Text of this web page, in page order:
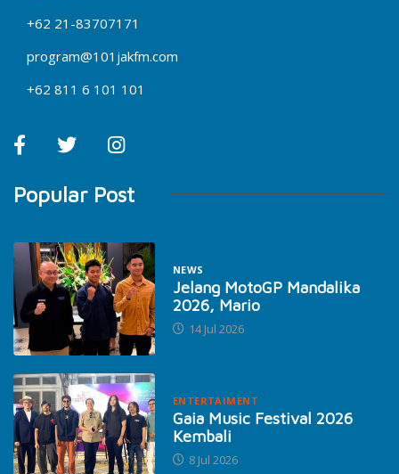
+62 21-83707171
program@101jakfm.com
+62 811 6 101 101
Popular Post
NEWS
Jelang MotoGP Mandalika
2026, Mario
14 Jul 2026
ENTERTAIMENT
Gaia Music Festival 2026
Kembali
8 Jul 2026